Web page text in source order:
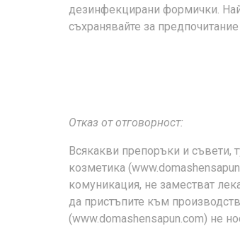
дезинфекцирани формички.
съхранявайте за
Отказ от отговорност:
Всякакви препоръки и съвети,
козметика
комуникация, не заместват
да пристъпите към
(www.domashensapun.com) не